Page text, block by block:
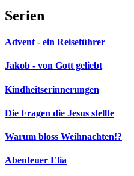
Serien
Advent - ein Reiseführer
Jakob - von Gott geliebt
Kindheitserinnerungen
Die Fragen die Jesus stellte
Warum bloss Weihnachten!?
Abenteuer Elia